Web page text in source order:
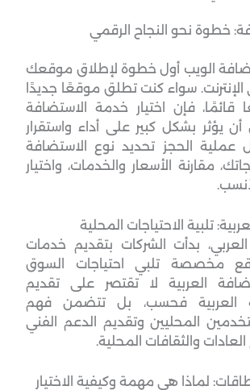
خطوة نحو النجاح الرقمي
الويب أول خطوة لإطلاق موقعك
سواء كنت تطلق موقعًا جديدًا
قائمًا، فإن اختيار خدمة الاستضافة
أن يؤثر بشكل كبير على أداء واستقرار
الحجز تحديد نوع الاستضافة
مقارنة الأسعار والخدمات، واختيار
تلبية الاحتياجات المحلية
بدأت الشركات بتقديم خدمات
مخصصة تلبي احتياجات السوق
العربية لا تقتصر على تقديم
العربية فحسب، بل تتضمن فهم
المحليين وتقديم الدعم الفني
والثقافات المحلية.
لماذا هي مهمة وكيفية الاختيار